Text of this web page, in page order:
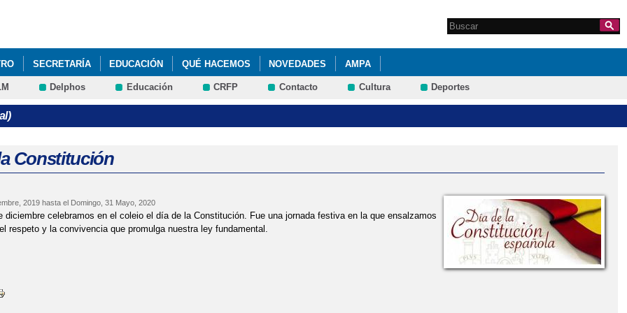
Formulario de
Search this site
SECRETARÍA EDUCACIÓN QUÉ HACEMOS NOVEDADES AMPA
Delphos Educación CRFP Contacto Cultura Deportes
Constitución
2019hasta el Domingo, 31 Mayo, 2020
diciembre celebramos en el coleio el día de la Constitución. Fue una jornada festiva en la que ensalzamos
respeto y la convivencia que promulga nuestra ley fundamental.